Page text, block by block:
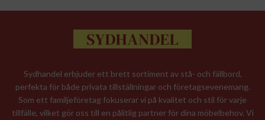
Sydhandel erbjuder ett brett sortiment av stå- och fällbord,
perfekta för både privata tillställningar och företagsevenemang.
Som ett familjeföretag fokuserar vi på kvalitet och stil för varje
tillfälle, vilket gör oss till en pålitlig partner för dina möbelbehov. Vi